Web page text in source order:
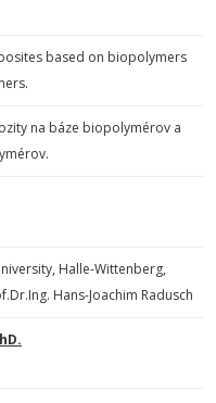
based on biopolymers
na báze biopolymérov a
Halle-Wittenberg,
Hans-Joachim Radusch